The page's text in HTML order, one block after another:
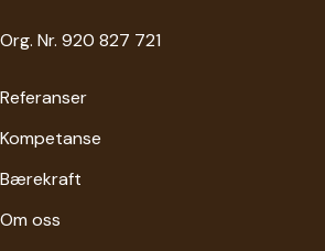
Org. Nr. 920 827 721
Referanser
Kompetanse
Bærekraft
Om oss